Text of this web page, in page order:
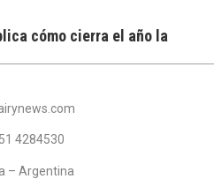
cómo cierra el año la
4284530
– Argentina